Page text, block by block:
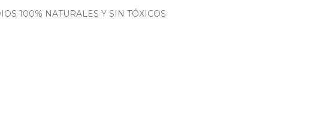
100% NATURALES Y SIN TÓXICOS